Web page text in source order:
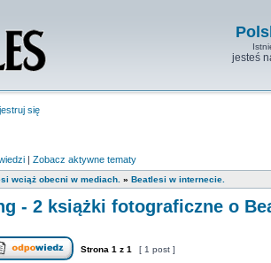
jesteś
się
| Zobacz aktywne tematy
wciąż obecni w mediach. » Beatlesi w internecie.
- 2 książki fotograficzne o
Strona 1 z 1 [ 1 post ]